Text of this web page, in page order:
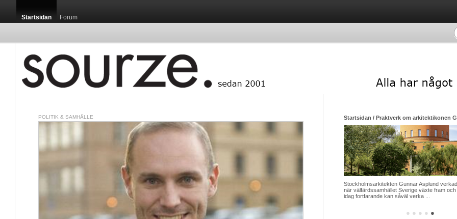
Startsidan Forum
POLITIK & SAMHÄLLE
● ● ● ● ●
Startsidan / Praktverk om arkitektikonen
Stockholmsarkitekten Gunnar Asplund
när välfärdssamhället Sverige växte fram
idag fortfarande kan såväl verka ...